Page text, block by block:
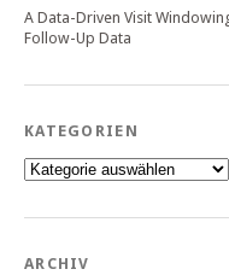
A Data-Driven Visit
Follow-Up Data
KATEGORIEN
Kategorien
ARCHIV